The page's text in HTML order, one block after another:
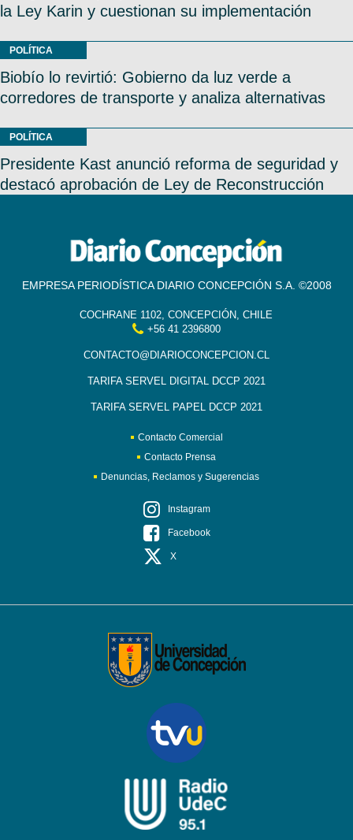
la Ley Karin y cuestionan su implementación
POLÍTICA
Biobío lo revirtió: Gobierno da luz verde a
corredores de transporte y analiza alternativas
POLÍTICA
Presidente Kast anunció reforma de seguridad y
destacó aprobación de Ley de Reconstrucción
EMPRESA PERIODÍSTICA DIARIO CONCEPCIÓN S.A. ©2008
COCHRANE 1102, CONCEPCIÓN, CHILE
+56 41 2396800
CONTACTO@DIARIOCONCEPCION.CL
TARIFA SERVEL DIGITAL DCCP 2021
TARIFA SERVEL PAPEL DCCP 2021
Contacto Comercial
Contacto Prensa
Denuncias, Reclamos y Sugerencias
Instagram
Facebook
X